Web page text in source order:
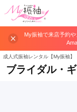
My振袖で来店予約
成人式振袖レンタル【My振袖】
ブライダル・